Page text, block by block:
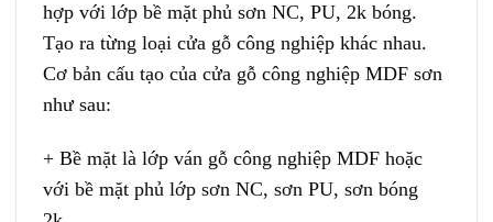
hợp với lớp bề mặt phủ sơn NC, PU, 2k bóng.
Tạo ra từng loại cửa gỗ công nghiệp khác nhau.
Cơ bản cấu tạo của cửa gỗ công nghiệp MDF sơn
như sau:
+ Bề mặt là lớp ván gỗ công nghiệp MDF hoặc
với bề mặt phủ lớp sơn NC, sơn PU, sơn bóng